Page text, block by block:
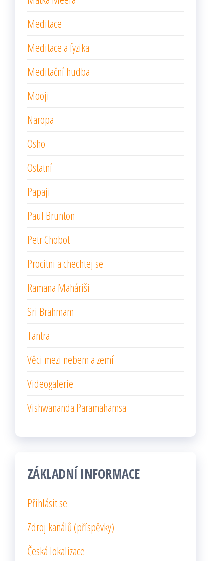
Meditace
Meditace a fyzika
Meditační hudba
Mooji
Naropa
Osho
Ostatní
Papaji
Paul Brunton
Petr Chobot
Procitni a chechtej se
Ramana Maháriši
Sri Brahmam
Tantra
Věci mezi nebem a zemí
Videogalerie
Vishwananda Paramahamsa
ZÁKLADNÍ INFORMACE
Přihlásit se
Zdroj kanálů (příspěvky)
Česká lokalizace